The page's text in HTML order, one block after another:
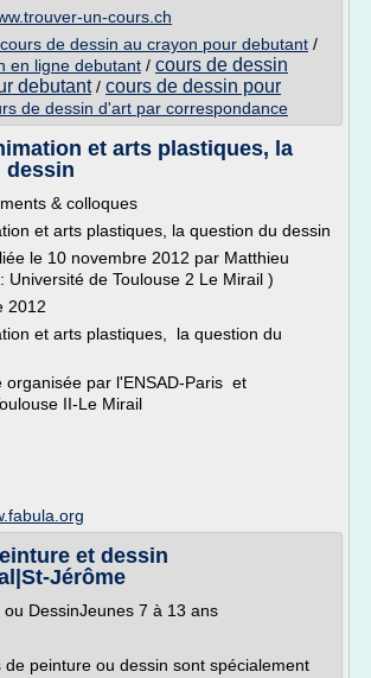
un-cours.ch
cours de dessin au crayon pour debutant /
en ligne debutant / cours de dessin
debutant/ cours de dessin pour
de dessin d'art par correspondance
et arts plastiques, la
dessin
& colloques
et arts plastiques, la question du dessin
le 10 novembre 2012 par Matthieu
de Toulouse 2 Le Mirail )
2012
et arts plastiques, la question du
organisée par l'ENSAD-Paris et
II-Le Mirail
et dessin
Jérôme
DessinJeunes 7 à 13 ans
de peinture ou dessin sont spécialement